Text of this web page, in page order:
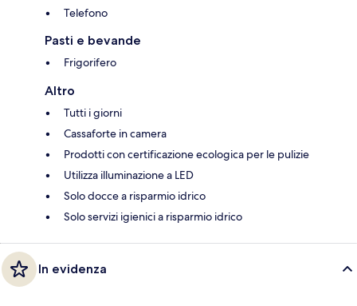
Telefono
Pasti e bevande
Frigorifero
Altro
Tutti i giorni
Cassaforte in camera
Prodotti con certificazione ecologica per le pulizie
Utilizza illuminazione a LED
Solo docce a risparmio idrico
Solo servizi igienici a risparmio idrico
In evidenza